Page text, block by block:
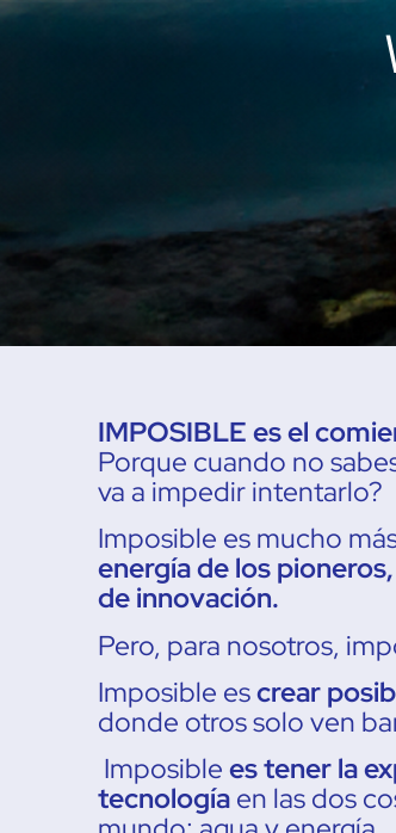
IMPOSIBLE es el
Porque cuando no
va a impedir intentarlo?
Imposible es mucho
energía de los
de innovación.
Pero, para nosotros,
Imposible escrear
donde otros solo ven
Imposible es tener la
tecnología en las dos